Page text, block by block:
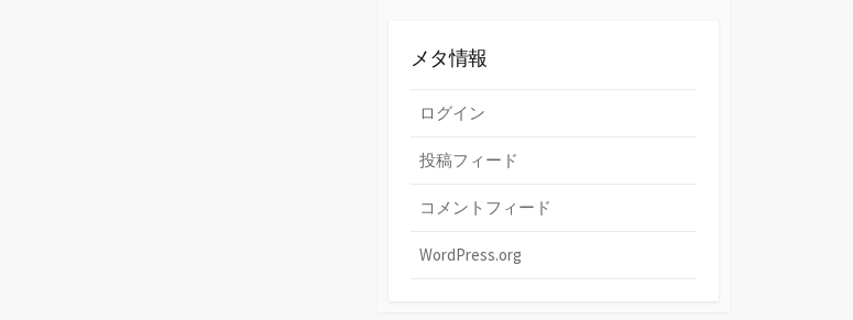
メタ情報
ログイン
投稿フィード
コメントフィード
WordPress.org